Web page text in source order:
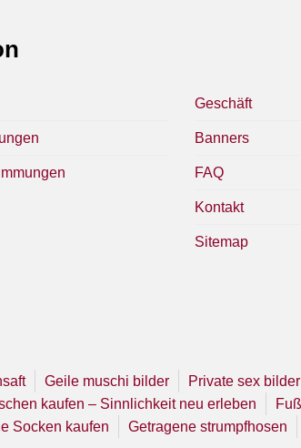
Geschäft
Banners
FAQ
Kontakt
Sitemap
Geile muschi bilder Private sex bilder
kaufen – Sinnlichkeit neu erleben
Socken kaufen Getragene strumpfhosen